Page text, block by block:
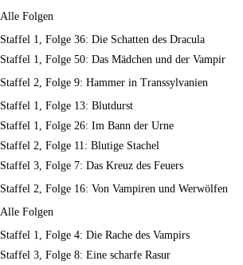
Alle Folgen
Staffel 1, Folge 36: Die Schatten des Dracula
Staffel 1, Folge 50: Das Mädchen und der Vampir
Staffel 2, Folge 9: Hammer in Transsylvanien
Staffel 1, Folge 13: Blutdurst
Staffel 1, Folge 26: Im Bann der Urne
Staffel 2, Folge 11: Blutige Stachel
Staffel 3, Folge 7: Das Kreuz des Feuers
Staffel 2, Folge 16: Von Vampiren und Werwölfen
Alle Folgen
Staffel 1, Folge 4: Die Rache des Vampirs
Staffel 3, Folge 8: Eine scharfe Rasur